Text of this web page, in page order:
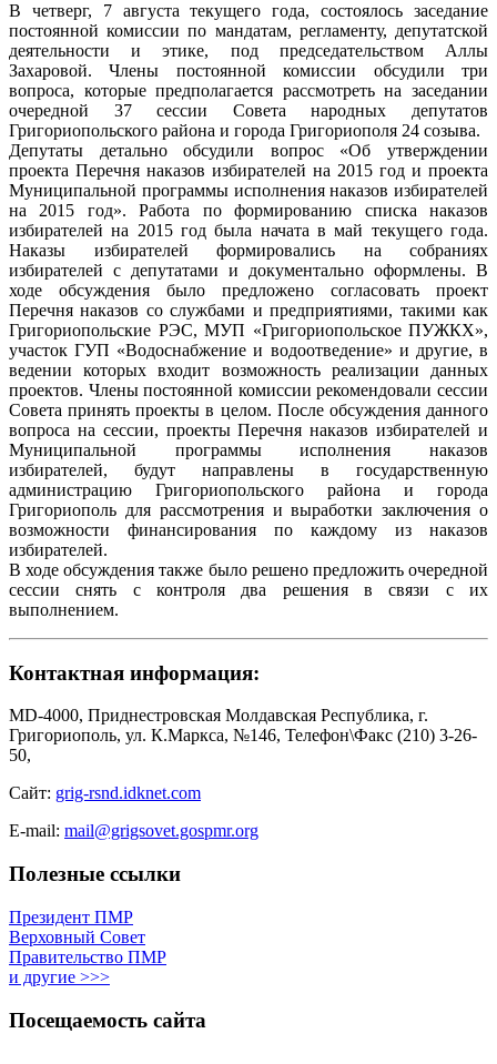
В четверг, 7 августа текущего года, состоялось заседание
постоянной комиссии по мандатам, регламенту, депутатской
деятельности и этике, под председательством Аллы
Захаровой. Члены постоянной комиссии обсудили три
вопроса, которые предполагается рассмотреть на заседании
очередной 37 сессии Совета народных депутатов
Григориопольского района и города Григориополя 24 созыва.
Депутаты детально обсудили вопрос «Об утверждении
проекта Перечня наказов избирателей на 2015 год и проекта
Муниципальной программы исполнения наказов избирателей
на 2015 год». Работа по формированию списка наказов
избирателей на 2015 год была начата в май текущего года.
Наказы избирателей формировались на собраниях
избирателей с депутатами и документально оформлены. В
ходе обсуждения было предложено согласовать проект
Перечня наказов со службами и предприятиями, такими как
Григориопольские РЭС, МУП «Григориопольское ПУЖКХ»,
участок ГУП «Водоснабжение и водоотведение» и другие, в
ведении которых входит возможность реализации данных
проектов. Члены постоянной комиссии рекомендовали сессии
Совета принять проекты в целом. После обсуждения данного
вопроса на сессии, проекты Перечня наказов избирателей и
Муниципальной программы исполнения наказов
избирателей, будут направлены в государственную
администрацию Григориопольского района и города
Григориополь для рассмотрения и выработки заключения о
возможности финансирования по каждому из наказов
избирателей.
В ходе обсуждения также было решено предложить очередной
сессии снять с контроля два решения в связи с их
выполнением.
Контактная информация:
MD-4000, Приднестровская Молдавская Республика, г.
Григориополь, ул. К.Маркса, №146, Телефон\Факс (210) 3-26-
50,
Сайт: grig-rsnd.idknet.com
E-mail: mail@grigsovet.gospmr.org
Полезные ссылки
Президент ПМР
Верховный Совет
Правительство ПМР
и другие >>>
Посещаемость сайта